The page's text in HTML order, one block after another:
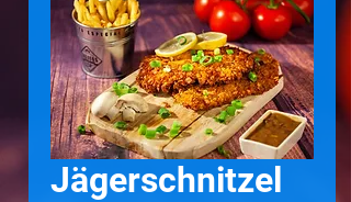
Jägerschnitzel